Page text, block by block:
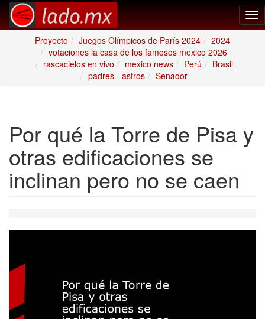
Proyecto
Juegos Olímpicos de París 2024
2024
votaciones la casa de los famosos mexico 2026
rascacielos en vivo
mexico news Perú
Brasil
padres - astros
Senador
Por qué la Torre de Pisa y
otras edificaciones se
inclinan pero no se caen